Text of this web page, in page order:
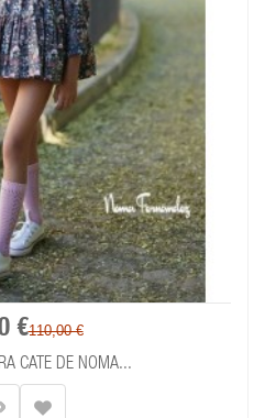
€110,00 €
CATE DE NOMA...